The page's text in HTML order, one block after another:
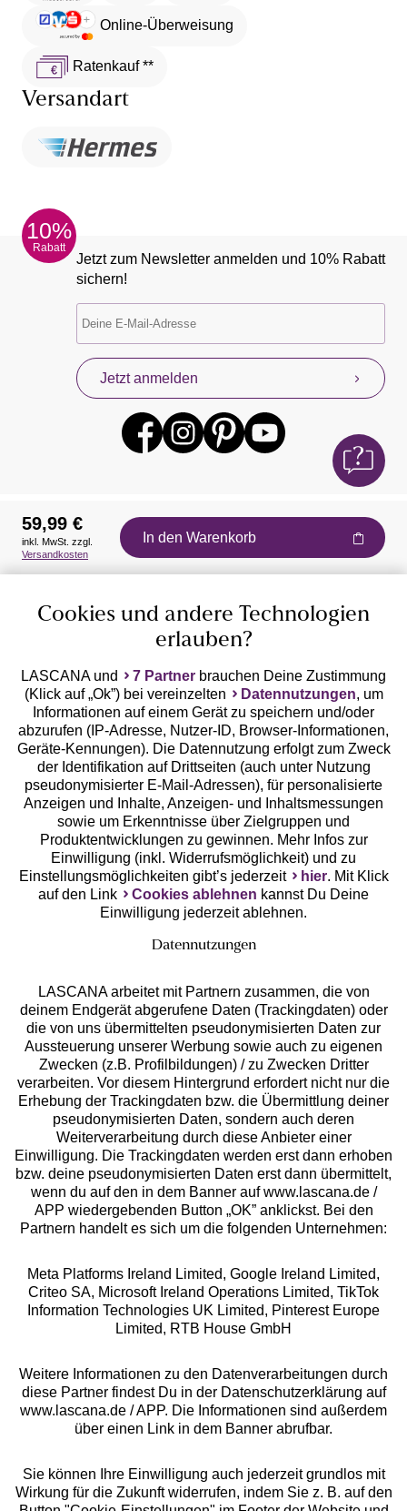
Online-Überweisung
Ratenkauf **
Versandart
10%
Rabatt
Jetzt zum Newsletter anmelden und 10% Rabatt
sichern!
Jetzt anmelden
Auszeichnungen
Geprüfte Sicherheit
Unsere Apps
Services
Beratung
Über uns
Rechtliches
Alle Preise inkl. MwSt., zzgl.
Versandkosten
** Bonität vorausgesetzt, berechtigt zur Bonitätsprüfung
59,99 €
inkl. MwSt. zzgl.
Versandkosten
In den Warenkorb
Cookies und andere Technologien
erlauben?
LASCANA und 7 Partner brauchen Deine Zustimmung
(Klick auf „Ok”) bei vereinzelten
Datennutzungen, um
Informationen auf einem Gerät zu speichern und/oder
abzurufen (IP-Adresse, Nutzer-ID, Browser-Informationen,
Geräte-Kennungen). Die Datennutzung erfolgt zum Zweck
der Identifikation auf Drittseiten (auch unter Nutzung
pseudonymisierter E-Mail-Adressen), für personalisierte
Anzeigen und Inhalte, Anzeigen- und Inhaltsmessungen
sowie um Erkenntnisse über Zielgruppen und
Produktentwicklungen zu gewinnen. Mehr Infos zur
Einwilligung (inkl. Widerrufsmöglichkeit) und zu
Einstellungsmöglichkeiten gibt’s jederzeit
hier. Mit Klick
auf den Link
Cookies ablehnen kannst Du Deine
Einwilligung jederzeit ablehnen.
Datennutzungen
LASCANA arbeitet mit Partnern zusammen, die von
deinem Endgerät abgerufene Daten (Trackingdaten) oder
die von uns übermittelten pseudonymisierten Daten zur
Aussteuerung unserer Werbung sowie auch zu eigenen
Zwecken (z.B. Profilbildungen) / zu Zwecken Dritter
verarbeiten. Vor diesem Hintergrund erfordert nicht nur die
Erhebung der Trackingdaten bzw. die Übermittlung deiner
pseudonymisierten Daten, sondern auch deren
Weiterverarbeitung durch diese Anbieter einer
Einwilligung. Die Trackingdaten werden erst dann erhoben
bzw. deine pseudonymisierten Daten erst dann übermittelt,
wenn du auf den in dem Banner auf www.lascana.de /
APP wiedergebenden Button „OK” anklickst. Bei den
Partnern handelt es sich um die folgenden Unternehmen:
Meta Platforms Ireland Limited, Google Ireland Limited,
Criteo SA, Microsoft Ireland Operations Limited, TikTok
Information Technologies UK Limited, Pinterest Europe
Limited, RTB House GmbH
Weitere Informationen zu den Datenverarbeitungen durch
diese Partner findest Du in der Datenschutzerklärung auf
www.lascana.de / APP. Die Informationen sind außerdem
über einen Link in dem Banner abrufbar.
Sie können Ihre Einwilligung auch jederzeit grundlos mit
Wirkung für die Zukunft widerrufen, indem Sie z. B. auf den